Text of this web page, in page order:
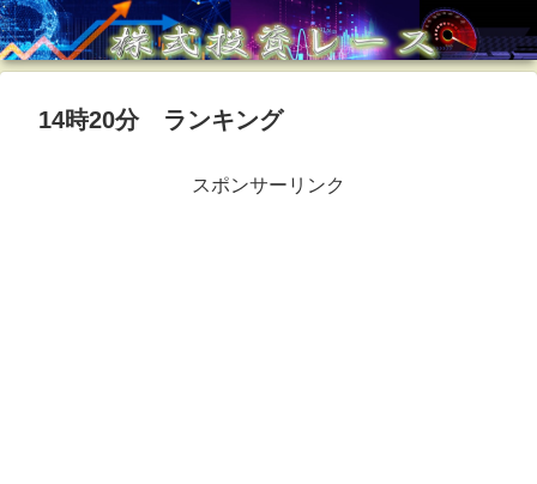
14時20分 ランキング
スポンサーリンク